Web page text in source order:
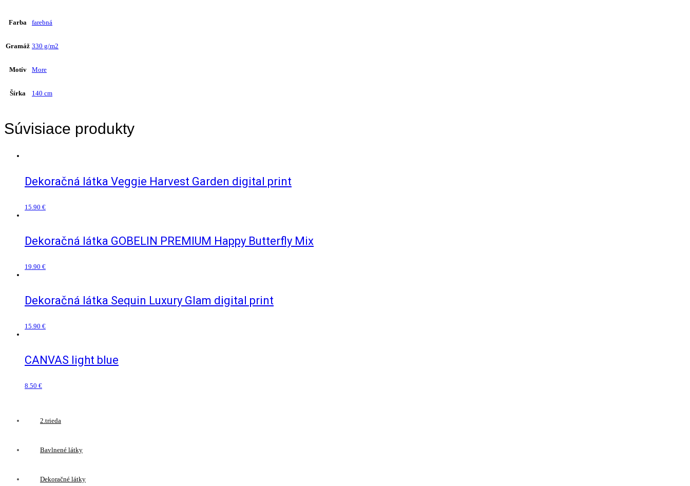
Farba farebná
Gramáž 330 g/m2
Motív More
Šírka 140 cm
Súvisiace produkty
Dekoračná látka Veggie Harvest Garden digital print
15.90 €
Dekoračná látka GOBELIN PREMIUM Happy Butterfly Mix
19.90 €
Dekoračná látka Sequin Luxury Glam digital print
15.90 €
CANVAS light blue
8.50 €
2.trieda
Bavlnené látky
Dekoračné látky